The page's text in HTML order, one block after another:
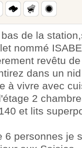
de la
nommé
revêtu
dans un
à vivre avec
2
et lits
6 personnes je